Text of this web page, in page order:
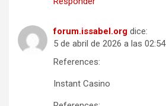
forum.issabel.org dice:
5 de abril de 2026 a las 02:54
References:
Instant Casino